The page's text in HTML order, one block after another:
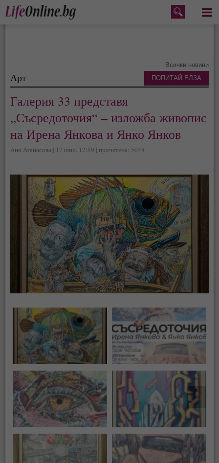
Меню
Всички новини
Арт
Галерия 33 представя
„Съсредоточия“ – изложба живопис
на Ирена Янкова и Янко Янков
Ани Атанасова | 17 юни, 12:59 | прочетена: 5048
ПОПИТАЙ ЕЛЗА